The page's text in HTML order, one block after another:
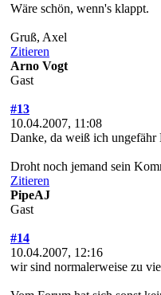
Wäre schön, wenn's klappt.
Gruß, Axel
Zitieren
Arno Vogt
Gast
#13
10.04.2007, 11:08
Danke, da weiß ich ungefähr
Droht noch jemand sein
Zitieren
PipeAJ
Gast
#14
10.04.2007, 12:16
wir sind normalerweise zu